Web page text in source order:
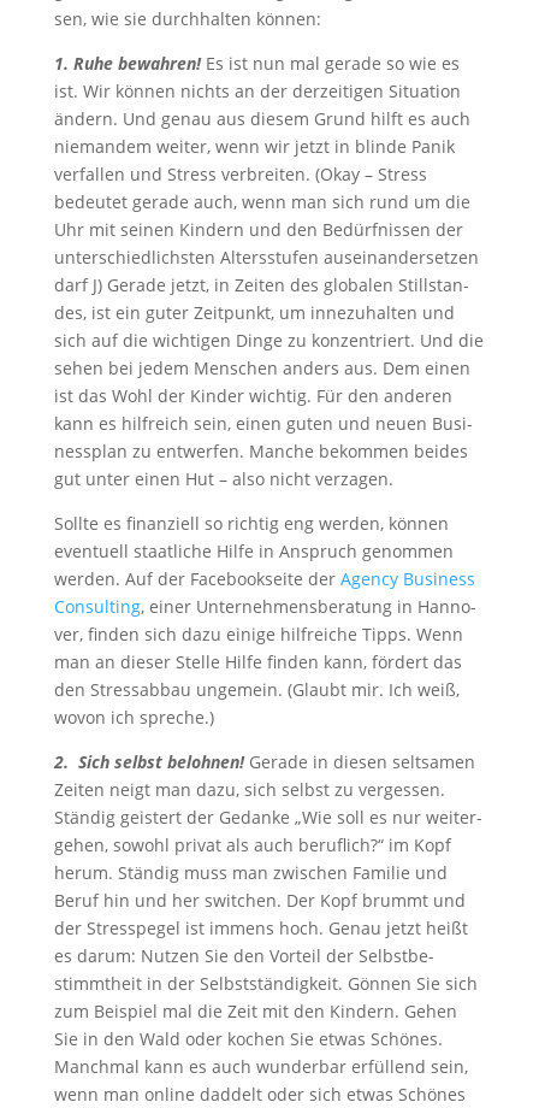
sen, wie sie durch­hal­ten können:
1. Ruhe bewah­ren!Es ist nun mal gera­de so wie es
ist. Wir kön­nen nichts an der der­zei­ti­gen Situa­ti­on
ändern. Und genau aus die­sem Grund hilft es auch
nie­man­dem wei­ter, wenn wir jetzt in blin­de Panik
ver­fal­len und Stress ver­brei­ten. (Okay – Stress
bedeu­tet gera­de auch, wenn man sich rund um die
Uhr mit sei­nen Kin­dern und den Bedürf­nis­sen der
unter­schied­lichs­ten Alters­stu­fen aus­ein­an­der­set­zen
darf J) Gera­de jetzt, in Zei­ten des glo­ba­len Still­stan­
des, ist ein guter Zeit­punkt, um inne­zu­hal­ten und
sich auf die wich­ti­gen Din­ge zu kon­zen­triert. Und die
sehen bei jedem Men­schen anders aus. Dem einen
ist das Wohl der Kin­der wich­tig. Für den ande­ren
kann es hilf­reich sein, einen guten und neu­en Busi­
ness­plan zu ent­wer­fen. Man­che bekom­men bei­des
gut unter einen Hut – also nicht verzagen.
Soll­te es finan­zi­ell so rich­tig eng wer­den, kön­nen
even­tu­ell staat­li­che Hil­fe in Anspruch genom­men
wer­den. Auf der Face­book­sei­te der Agen­cy Busi­ness
Con­sul­ting, einer Unter­neh­mens­be­ra­tung in Han­no­
ver, fin­den sich dazu eini­ge hilf­rei­che Tipps. Wenn
man an die­ser Stel­le Hil­fe fin­den kann, för­dert das
den Stress­ab­bau unge­mein. (Glaubt mir. Ich weiß,
wovon ich spreche.)
2. Sich selbst beloh­nen! Gera­de in die­sen selt­sa­men
Zei­ten neigt man dazu, sich selbst zu ver­ges­sen.
Stän­dig geis­tert der Gedan­ke „Wie soll es nur wei­ter­
ge­hen, sowohl pri­vat als auch beruf­lich?“ im Kopf
her­um. Stän­dig muss man zwi­schen Fami­lie und
Beruf hin und her swit­chen. Der Kopf brummt und
der Stress­pe­gel ist immens hoch. Genau jetzt heißt
es dar­um: Nut­zen Sie den Vor­teil der Selbst­be­
stimmt­heit in der Selbst­stän­dig­keit. Gön­nen Sie sich
zum Bei­spiel mal die Zeit mit den Kin­dern. Gehen
Sie in den Wald oder kochen Sie etwas Schö­nes.
Manch­mal kann es auch wun­der­bar erfül­lend sein,
wenn man online dad­delt oder sich etwas Schö­nes